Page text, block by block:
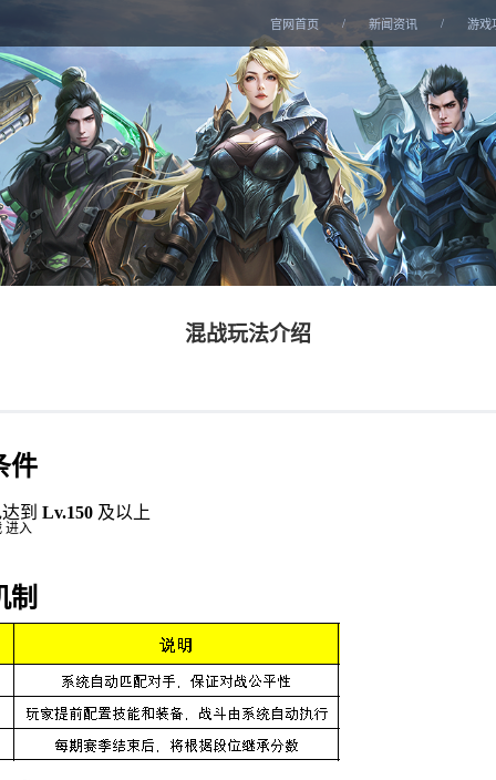
官网首页 / 新闻资讯 / 游戏
混战玩法介绍
件
到 Lv.150 及以上
进入
制